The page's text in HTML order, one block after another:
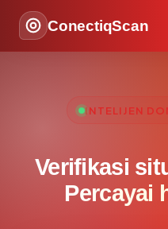
ConectiqScan
INTELIJEN
Verifikasi
Percayai